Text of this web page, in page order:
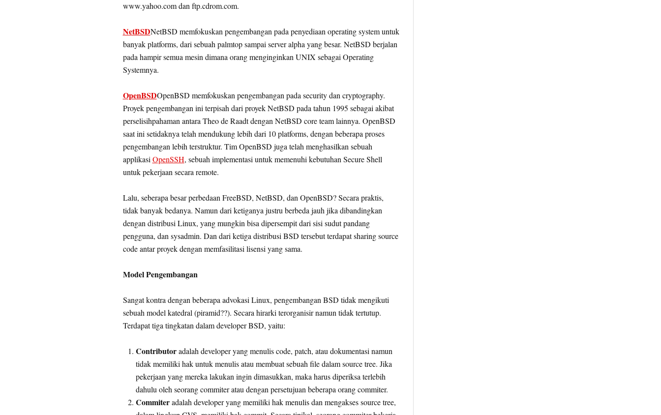
www.yahoo.com dan ftp.cdrom.com.
NetBSDNetBSD memfokuskan pengembangan pada penyediaan operating system untuk
banyak platforms, dari sebuah palmtop sampai server alpha yang besar. NetBSD berjalan
pada hampir semua mesin dimana orang menginginkan UNIX sebagai Operating
Systemnya.
OpenBSDOpenBSD memfokuskan pengembangan pada security dan cryptography.
Proyek pengembangan ini terpisah dari proyek NetBSD pada tahun 1995 sebagai akibat
perselisihpahaman antara Theo de Raadt dengan NetBSD core team lainnya. OpenBSD
saat ini setidaknya telah mendukung lebih dari 10 platforms, dengan beberapa proses
pengembangan lebih terstruktur. Tim OpenBSD juga telah menghasilkan sebuah
applikasi OpenSSH, sebuah implementasi untuk memenuhi kebutuhan Secure Shell
untuk pekerjaan secara remote.
Lalu, seberapa besar perbedaan FreeBSD, NetBSD, dan OpenBSD? Secara praktis,
tidak banyak bedanya. Namun dari ketiganya justru berbeda jauh jika dibandingkan
dengan distribusi Linux, yang mungkin bisa dipersempit dari sisi sudut pandang
pengguna, dan sysadmin. Dan dari ketiga distribusi BSD tersebut terdapat sharing source
code antar proyek dengan memfasilitasi lisensi yang sama.
Model Pengembangan
Sangat kontra dengan beberapa advokasi Linux, pengembangan BSD tidak mengikuti
sebuah model katedral (piramid??). Secara hirarki terorganisir namun tidak tertutup.
Terdapat tiga tingkatan dalam developer BSD, yaitu:
Contributoradalah developer yang menulis code, patch, atau dokumentasi namun
tidak memiliki hak untuk menulis atau membuat sebuah file dalam source tree. Jika
pekerjaan yang mereka lakukan ingin dimasukkan, maka harus diperiksa terlebih
dahulu oleh seorang commiter atau dengan persetujuan beberapa orang commiter.
Commiteradalah developer yang memiliki hak menulis dan mengakses source tree,